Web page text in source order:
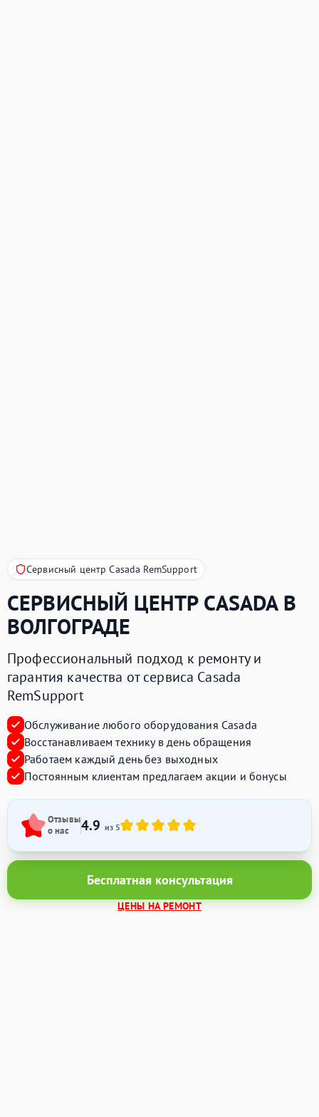
Сервисный центр Casada RemSupport
СЕРВИСНЫЙ ЦЕНТР CASADAВ
ВОЛГОГРАДЕ
Профессиональный подход к ремонту и
гарантия качества от сервиса Casada
RemSupport
Обслуживание любого оборудования Casada
Восстанавливаем технику в день обращения
Работаем каждый день без выходных
Постоянным клиентам предлагаем акции и бонусы
Отзывы
о нас
4.9 из 5
Бесплатная консультация
ЦЕНЫ НА РЕМОНТ